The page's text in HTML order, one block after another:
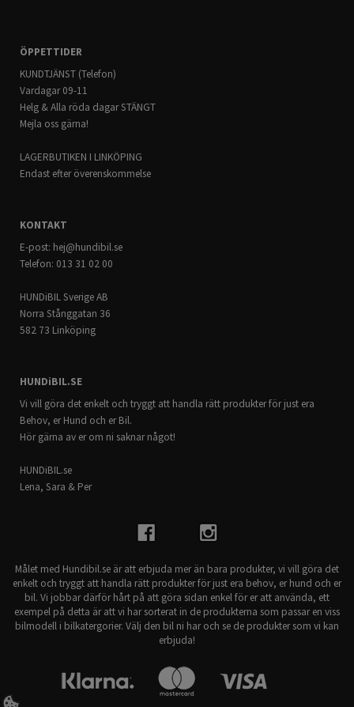
ÖPPETTIDER
KUNDTJÄNST (Telefon)
Vardagar 09-11
Helg & Alla röda dagar STÄNGT
Mejla oss gärna!
LAGERBUTIKEN I LINKÖPING
Endast efter överenskommelse
KONTAKT
E-post: hej@hundibil.se
Telefon: 013 31 02 00
HUNDiBIL Sverige AB
Norra Stånggatan 36
582 73 Linköping
HUNDiBIL.SE
Vi vill göra det enkelt och tryggt att handla rätt produkter för just era
Behov, er Hund och er Bil.
Hör gärna av er om ni saknar något!
HUNDiBIL.se
Lena, Sara & Per
Målet med Hundibil.se är att erbjuda mer än bara produkter, vi vill göra det
enkelt och tryggt att handla rätt produkter för just era behov, er hund och er
bil. Vi jobbar därför hårt på att göra sidan enkel för er att använda, ett
exempel på detta är att vi har sorterat in de produkterna som passar en viss
bilmodell i bilkatergorier. Välj den bil ni har och se de produkter som vi kan
erbjuda!